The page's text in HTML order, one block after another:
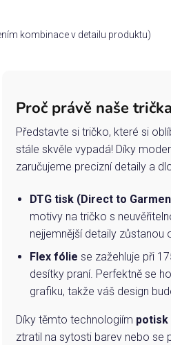
kombinace v detailu produktu)
Proč právě naše
Představte si tričko, které si
stále skvěle vypadá! Díky
zaručujeme precizní detaily a
DTG tisk (Direct to
motivy na tričko s
nejjemnější detaily zůstanou
Flex fólie se zažehluje při
desítky praní. Perfektně se
grafiku, takže váš design
Díky těmto technologiím potisk
ztratil na sytosti barev nebo se